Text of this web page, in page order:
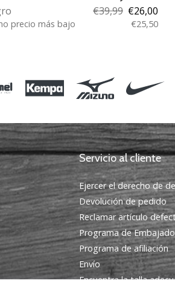
€39,99 €26,00
precio más bajo €25,50
Servicio al cliente
Ejercer el derecho de
Devolución de pedido
Reclamar artículo
Programa de
Programa de afiliación
Envío
Encuentra la talla